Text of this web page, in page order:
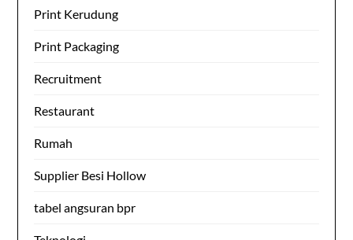
Print Kerudung
Print Packaging
Recruitment
Restaurant
Rumah
Supplier Besi Hollow
tabel angsuran bpr